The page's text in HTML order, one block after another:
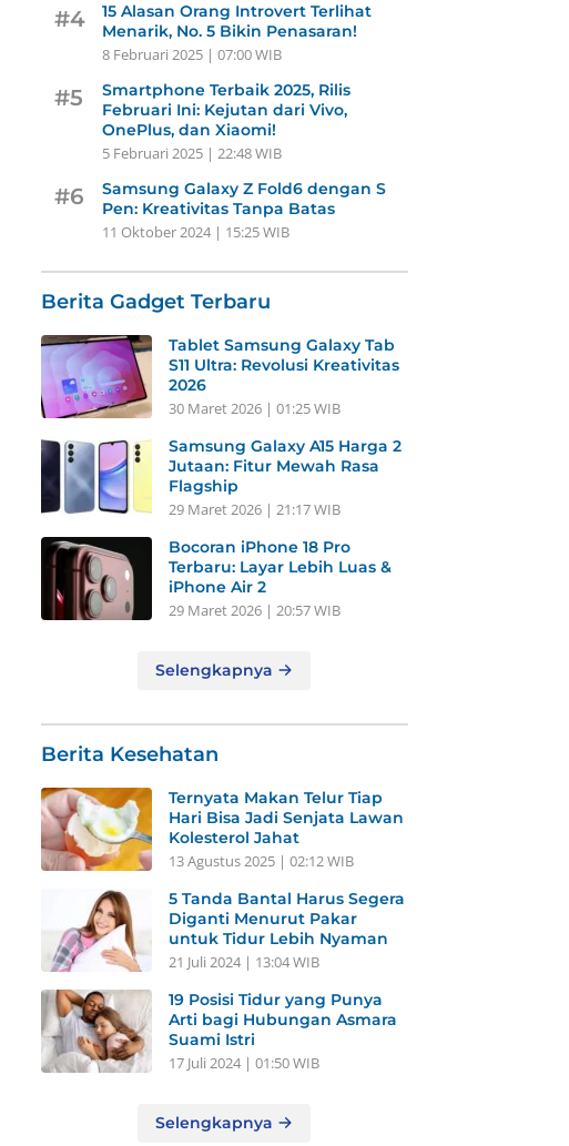
#4
15 Alasan Orang Introvert Terlihat
Menarik, No. 5 Bikin Penasaran!
8 Februari 2025 | 07:00 WIB
#5
Smartphone Terbaik 2025, Rilis
Februari Ini: Kejutan dari Vivo,
OnePlus, dan Xiaomi!
5 Februari 2025 | 22:48 WIB
#6
Samsung Galaxy Z Fold6 dengan S
Pen: Kreativitas Tanpa Batas
11 Oktober 2024 | 15:25 WIB
Berita Gadget Terbaru
Tablet Samsung Galaxy Tab
S11 Ultra: Revolusi Kreativitas
2026
30 Maret 2026 | 01:25 WIB
Samsung Galaxy A15 Harga 2
Jutaan: Fitur Mewah Rasa
Flagship
29 Maret 2026 | 21:17 WIB
Bocoran iPhone 18 Pro
Terbaru: Layar Lebih Luas &
iPhone Air 2
29 Maret 2026 | 20:57 WIB
Selengkapnya
Berita Kesehatan
Ternyata Makan Telur Tiap
Hari Bisa Jadi Senjata Lawan
Kolesterol Jahat
13 Agustus 2025 | 02:12 WIB
5 Tanda Bantal Harus Segera
Diganti Menurut Pakar
untuk Tidur Lebih Nyaman
21 Juli 2024 | 13:04 WIB
19 Posisi Tidur yang Punya
Arti bagi Hubungan Asmara
Suami Istri
17 Juli 2024 | 01:50 WIB
Selengkapnya